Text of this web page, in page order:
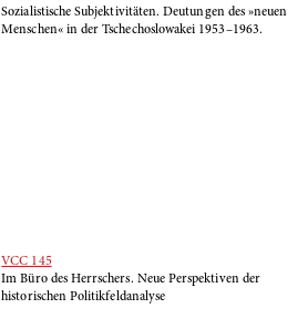
Sozialistische Subjektivitäten. Deutungen des »neuen
Menschen« in der Tschechoslowakei 1953–1963.
VCC 145
Im Büro des Herrschers. Neue Perspektiven der
historischen Politikfeldanalyse